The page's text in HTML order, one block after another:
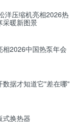
洋压缩机亮相2026热
采暖新图景
2026中国热泵年会
据才知道它"差在哪"
式换热器